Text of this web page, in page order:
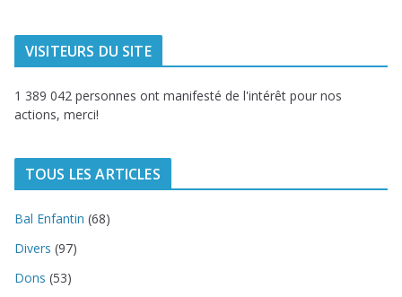
VISITEURS DU SITE
1 389 042 personnes ont manifesté de l'intérêt pour nos
actions, merci!
TOUS LES ARTICLES
Bal Enfantin (68)
Divers (97)
Dons (53)